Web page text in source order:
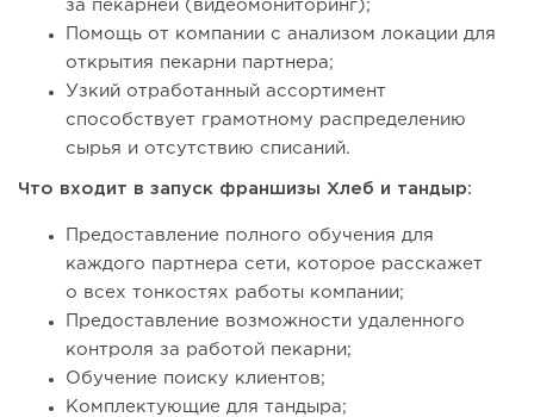
за пекарней (видеомониторинг);
Помощь от компании с анализом локации для
открытия пекарни партнера;
Узкий отработанный ассортимент
способствует грамотному распределению
сырья и отсутствию списаний.
Что входит в запуск франшизы Хлеб и тандыр:
Предоставление полного обучения для
каждого партнера сети, которое расскажет
о всех тонкостях работы компании;
Предоставление возможности удаленного
контроля за работой пекарни;
Обучение поиску клиентов;
Комплектующие для тандыра;